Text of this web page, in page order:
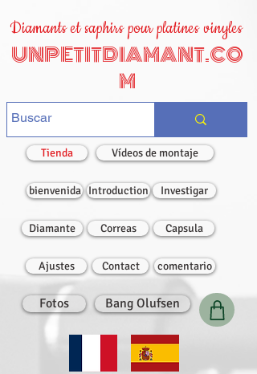
Diamants et saphirs pour platines vinyles
UNPETITDIAMANT.CO
M
Tienda Vídeos de montaje
bienvenida Introduction Investigar
Diamante Correas Capsula
Ajustes Contact comentario
Fotos Bang Olufsen